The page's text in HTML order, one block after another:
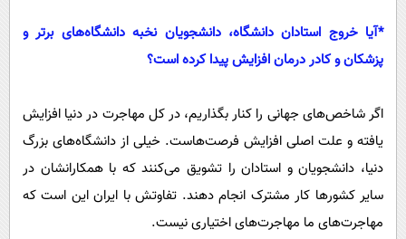
‌*آیا خروج استادان دانشگاه، دانشجویان نخبه دانشگاه‌های برتر و
پزشکان و کادر درمان افزایش پیدا کرده است؟
اگر شاخص‌های جهانی را کنار بگذاریم، در کل مهاجرت در دنیا افزایش
یافته و علت اصلی افزایش فرصت‌هاست. خیلی از دانشگاه‌های بزرگ
دنیا، دانشجویان و استادان را تشویق می‌کنند که با همکارانشان در
سایر کشور‌ها کار مشترک انجام دهند. تفاوتش با ایران این است که
مهاجرت‌های ما مهاجرت‌های اختیاری نیست.